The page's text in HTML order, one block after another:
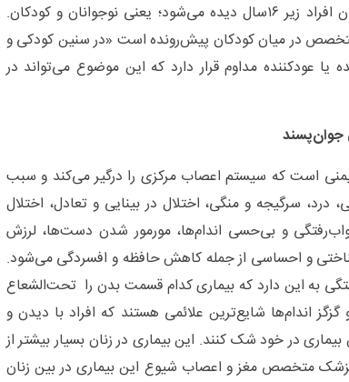
ابتلا به این بیماری، در میان افراد زیر ۱۶سال دیده می‌شود؛ یعنی نوجوانان و کودکان.
در میان کودکان پیش‌رونده است «در سنین کودکی و
یا عودکننده مداوم قرار دارد که این موضوع می‌تواند در
جوان‌پسند
است که سیستم اعصاب مرکزی را درگیر می‌کند و سبب
درد، سرگیجه و منگی، اختلال در بینایی و تعادل، اختلال
و بی‌حسی اندام‌ها، مورمور شدن دست‌ها، لرزش
و احساسی از جمله کاهش حافظه و افسردگی می‌شود.
به این دارد که بیماری کدام قسمت بدن را تحت‌الشعاع
گزگز اندام‌ها شایع‌ترین علائمی هستند که افراد با دیدن و
بیماری در خود شک کنند. این بیماری در زنان بسیار بیشتر از
متخصص مغز و اعصاب شیوع این بیماری در بین زنان